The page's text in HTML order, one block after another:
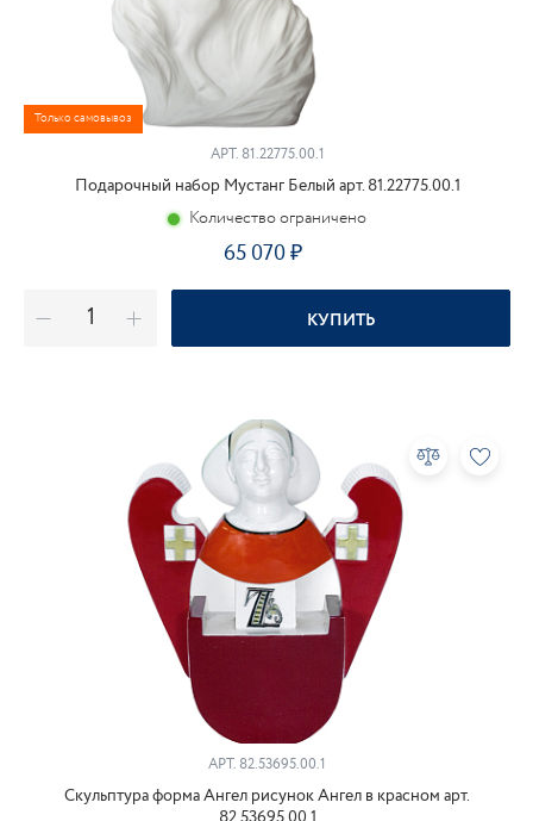
Только самовывоз
АРТ.81.22775.00.1
Подарочный набор Мустанг Белый арт. 81.22775.00.1
Количество ограничено
65 070
КУПИТЬ
АРТ. 82.53695.00.1
Скульптура форма Ангел рисунок Ангел в красном арт.